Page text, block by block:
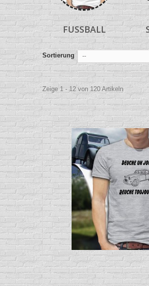
FUSSBALL
Sortierung --
Zeige 1 - 12 von 120 Artikeln